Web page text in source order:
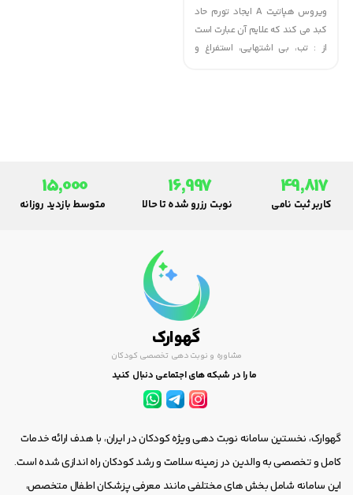
| گهوارکویروس هپاتیت A ایجاد تورم حاد
کبد می کند که علایم آن عبارت است
از : تب، بی اشتهایی، استفراغ و
49,817
کاربر ثبت نامی
16,997
نوبت رزرو شده تا حالا
15,000
متوسط بازدید روزانه
گهوارک
مشاوره و نوبت دهی تخصصی کودکان
ما را در شبکه های اجتماعی دنبال کنید
گهوارک، نخستین سامانه نوبت دهی ویژه کودکان در ایران، با هدف ارائه خدمات
کامل و تخصصی به والدین در زمینه سلامت و رشد کودکان راه اندازی شده است.
این سامانه شامل بخش های مختلفی مانند معرفی پزشکان اطفال متخصص،